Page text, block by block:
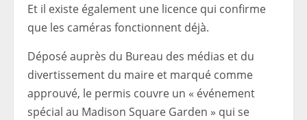
Et il existe également une licence qui confirme
que les caméras fonctionnent déjà.
Déposé auprès du Bureau des médias et du
divertissement du maire et marqué comme
approuvé, le permis couvre un « événement
spécial au Madison Square Garden » qui se